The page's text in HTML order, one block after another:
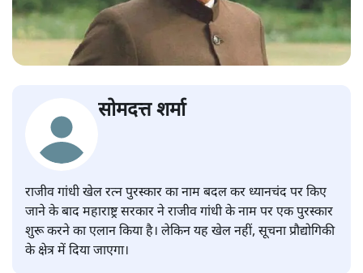
सोमदत्त शर्मा
राजीव गांधी खेल रत्न पुरस्कार का नाम बदल कर ध्यानचंद पर किए
जाने के बाद महाराष्ट्र सरकार ने राजीव गांधी के नाम पर एक पुरस्कार
शुरू करने का एलान किया है। लेकिन यह खेल नहीं, सूचना प्रौद्योगिकी
के क्षेत्र में दिया जाएगा।